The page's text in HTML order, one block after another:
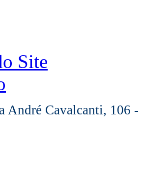
Site
André Cavalcanti, 106